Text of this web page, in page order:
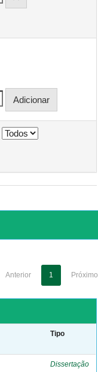
Anterior 1 Próximo
Tipo
Dissertação